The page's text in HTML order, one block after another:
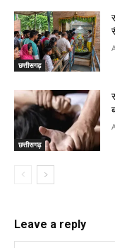
छत्तीसगढ़
छत्तीसगढ़
Leave a reply